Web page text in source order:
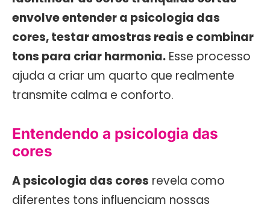
envolve entender a psicologia das
cores, testar amostras reais e combinar
tons para criar harmonia. Esse processo
ajuda a criar um quarto que realmente
transmite calma e conforto.
Entendendo a psicologia das
cores
A psicologia das cores revela como
diferentes tons influenciam nossas